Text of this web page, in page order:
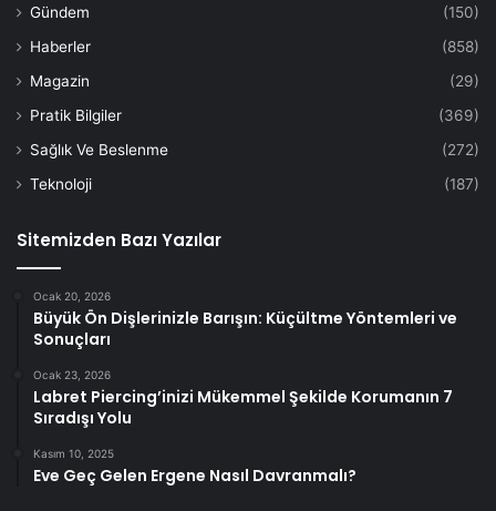
Gündem
(150)
Haberler
(858)
Magazin
(29)
Pratik Bilgiler
(369)
Sağlık Ve Beslenme
(272)
Teknoloji
(187)
Sitemizden Bazı Yazılar
Ocak 20, 2026
Büyük Ön Dişlerinizle Barışın: Küçültme Yöntemleri ve
Sonuçları
Ocak 23, 2026
Labret Piercing’inizi Mükemmel Şekilde Korumanın 7
Sıradışı Yolu
Kasım 10, 2025
Eve Geç Gelen Ergene Nasıl Davranmalı?